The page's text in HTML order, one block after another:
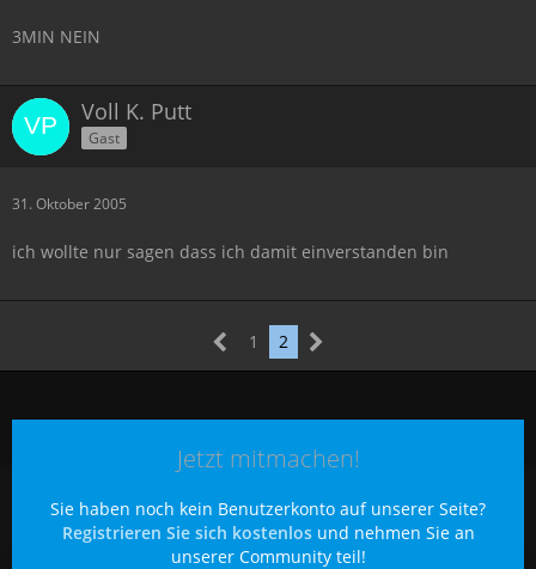
3MIN NEIN
Voll K. Putt
Gast
31. Oktober 2005
ich wollte nur sagen dass ich damit einverstanden bin
1 2
Jetzt mitmachen!
Sie haben noch kein Benutzerkonto auf unserer Seite?
Registrieren Sie sich kostenlosund nehmen Sie an
unserer Community teil!